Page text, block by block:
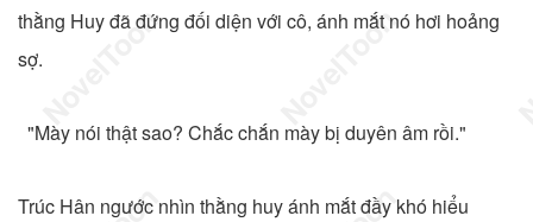
thằng Huy đã đứng đối diện với cô, ánh mắt nó hơi hoảng
sợ.
"Mày nói thật sao? Chắc chắn mày bị duyên âm rồi."
Trúc Hân ngước nhìn thằng huy ánh mắt đầy khó hiểu